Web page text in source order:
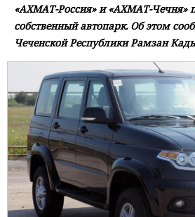
«АХМАТ-Россия» и «АХМАТ-Чечня»
собственный автопарк. Об этом
Чеченской Республики Рамзан